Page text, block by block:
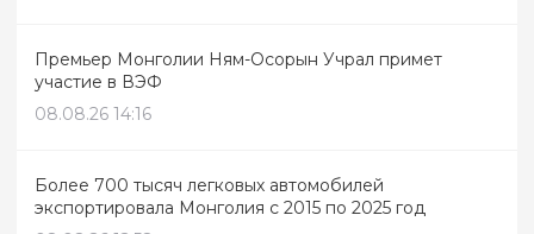
Премьер Монголии Ням-Осорын Учрал примет
участие в ВЭФ
08.08.26 14:16
Более 700 тысяч легковых автомобилей
экспортировала Монголия с 2015 по 2025 год